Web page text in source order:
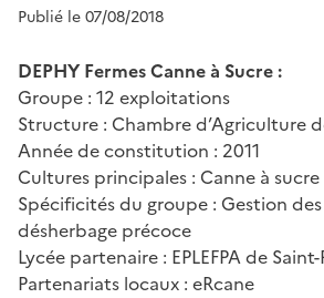
Publié le 07/08/2018
DEPHY Fermes Canne à Sucre :
Groupe : 12 exploitations
Structure : Chambre d’Agriculture
Année de constitution : 2011
Cultures principales : Canne à sucre
Spécificités du groupe : Gestion
désherbage précoce
Lycée partenaire : EPLEFPA de Saint-
Partenariats locaux : eRcane